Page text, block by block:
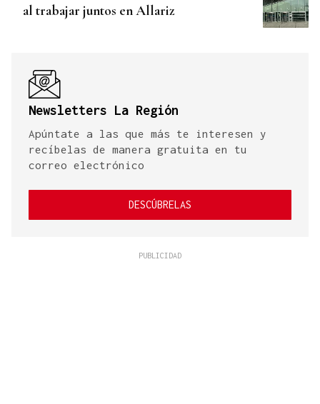
al trabajar juntos en Allariz
Newsletters La Región
Apúntate a las que más te interesen y
recíbelas de manera gratuita en tu
correo electrónico
DESCÚBRELAS